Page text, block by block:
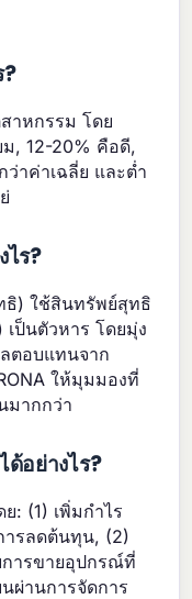
าหกรรม โดย
ม, 12-20% คือดี,
าค่าเฉลี่ย และต่ำ
ไร?
ธิ) ใช้สินทรัพย์สุทธิ
ป็นตัวหาร โดยมุ่ง
ตอบแทนจาก
ให้มุมมองที่
มากกว่า
ด้อย่างไร?
: (1) เพิ่มกำไร
ารลดต้นทุน, (2)
ารขายอุปกรณ์ที่
ผ่านการจัดการ